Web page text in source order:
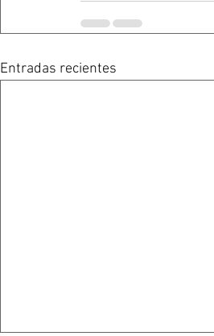
Entradas recientes